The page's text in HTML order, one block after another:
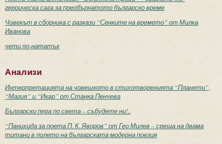
героическа сага за преобърнатото българско време
Човекът в сборника с разкази “Сенките на времето” от Милка
Иванова
чети по-нататък
Анализи
Интерпретацията на човешкото в стихотворенията “Планети”,
“Магия” и “Икар” от Станка Пенчева
Български пера по света – събудете ни!..
“Панихида за поета П. К. Яворов” от Гео Милев – среща на двама
титани в полето на българската модерна поезия